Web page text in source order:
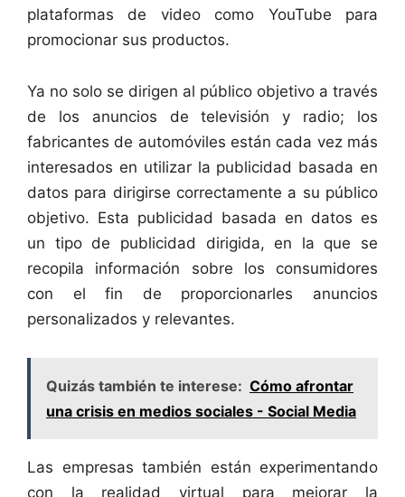
plataformas de video como YouTube para
promocionar sus productos.
Ya no solo se dirigen al público objetivo a través
de los anuncios de televisión y radio; los
fabricantes de automóviles están cada vez más
interesados ​​en utilizar la publicidad basada en
datos para dirigirse correctamente a su público
objetivo. Esta publicidad basada en datos es
un tipo de publicidad dirigida, en la que se
recopila información sobre los consumidores
con el fin de proporcionarles anuncios
personalizados y relevantes.
Quizás también te interese: Cómo afrontar
una crisis en medios sociales - Social Media
Las empresas también están experimentando
con la realidad virtual para mejorar la